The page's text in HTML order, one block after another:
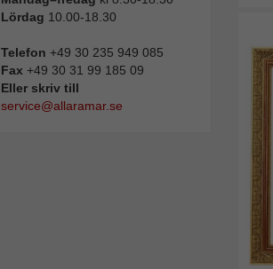
Lördag 10.00-18.30
Telefon +49 30 235 949 085
Fax +49 30 31 99 185 09
Eller skriv till
service@allaramar.se